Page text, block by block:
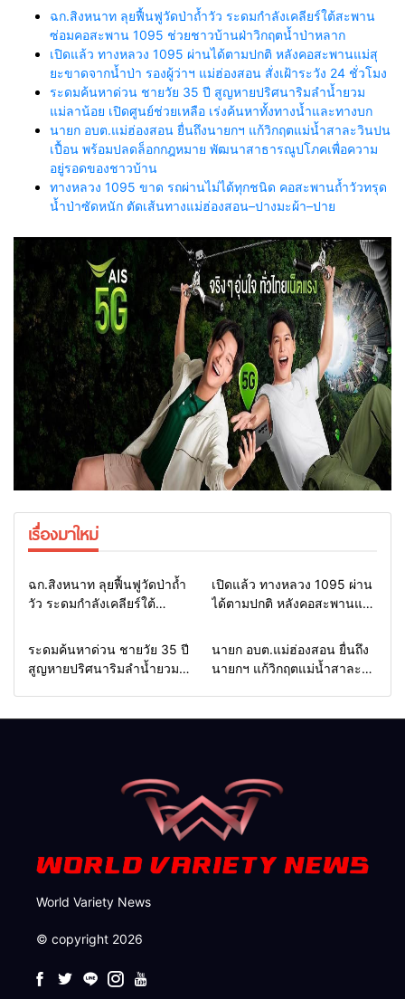
ฉก.สิงหนาท ลุยฟื้นฟูวัดป่าถ้ำวัว ระดมกำลังเคลียร์ใต้สะพาน
ซ่อมคอสะพาน 1095 ช่วยชาวบ้านฝ่าวิกฤตน้ำป่าหลาก
เปิดแล้ว ทางหลวง 1095 ผ่านได้ตามปกติ หลังคอสะพานแม่สุ
ยะขาดจากน้ำป่า รองผู้ว่าฯ แม่ฮ่องสอน สั่งเฝ้าระวัง 24 ชั่วโมง
ระดมค้นหาด่วน ชายวัย 35 ปี สูญหายปริศนาริมลำน้ำยวม
แม่ลาน้อย เปิดศูนย์ช่วยเหลือ เร่งค้นหาทั้งทางน้ำและทางบก
นายก อบต.แม่ฮ่องสอน ยื่นถึงนายกฯ แก้วิกฤตแม่น้ำสาละวินปน
เปื้อน พร้อมปลดล็อกกฎหมาย พัฒนาสาธารณูปโภคเพื่อความ
อยู่รอดของชาวบ้าน
ทางหลวง 1095 ขาด รถผ่านไม่ได้ทุกชนิด คอสะพานถ้ำวัวทรุด
น้ำป่าซัดหนัก ตัดเส้นทางแม่ฮ่องสอน–ปางมะผ้า–ปาย
เรื่องมาใหม่
Home แวดวงทหาร
ฉก.สิงหนาท ลุยฟื้นฟูวัดป่าถ้ำ
วัว ระดมกำลังเคลียร์ใต้
ช่วยชาวบ้านฝ่าวิกฤตน้ำป่า
Home รอบรั้วทั่วไทย
เปิดแล้ว ทางหลวง 1095 ผ่าน
ได้ตามปกติ หลังคอสะพานแม่
แม่ฮ่องสอน สั่งเฝ้าระวัง 24
Home รอบรั้วทั่วไทย
ระดมค้นหาด่วน ชายวัย 35 ปี
สูญหายปริศนาริมลำน้ำยวม
Home รอบรั้วทั่วไทย
นายก อบต.แม่ฮ่องสอน ยื่นถึง
นายกฯ แก้วิกฤตแม่น้ำสาละ
World Variety News
© copyright 2026